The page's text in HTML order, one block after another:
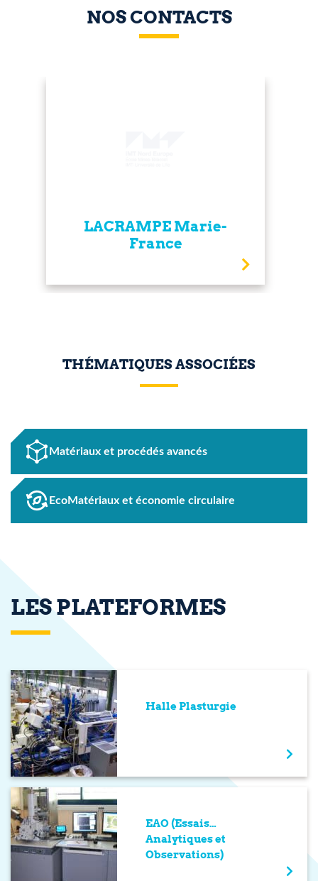
NOS CONTACTS
LACRAMPE Marie-
France
THÉMATIQUES ASSOCIÉES
Matériaux et procédés avancés
EcoMatériaux et économie circulaire
LES PLATEFORMES
Halle Plasturgie
EAO (Essais
Analytiques et
Observations)